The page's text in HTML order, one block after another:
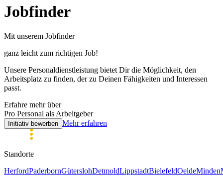
Jobfinder
Mit unserem Jobfinder
ganz leicht zum richtigen Job!
Unsere Personaldienstleistung bietet Dir die Möglichkeit, den
Arbeitsplatz zu finden, der zu Deinen Fähigkeiten und Interessen
passt.
Erfahre mehr über
Pro Personal als Arbeitgeber
Initiativ bewerben Mehr erfahren
Standorte
HerfordPaderbornGüterslohDetmoldLippstadtBielefeldOeldeMinden